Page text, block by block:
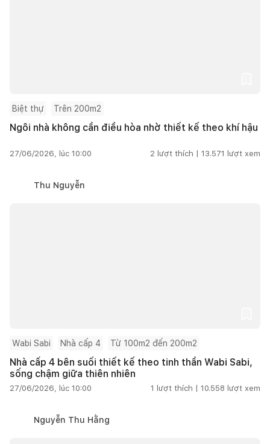
Biệt thự Trên 200m2
Ngôi nhà không cần điều hòa nhờ thiết kế theo khí hậu
27/06/2026, lúc 10:00 2 lượt thích | 13.571 lượt xem
Thu Nguyễn
Wabi Sabi Nhà cấp 4 Từ 100m2 đến 200m2
Nhà cấp 4 bên suối thiết kế theo tinh thần Wabi Sabi,
sống chậm giữa thiên nhiên
27/06/2026, lúc 10:00 1 lượt thích | 10.558 lượt xem
Nguyễn Thu Hằng